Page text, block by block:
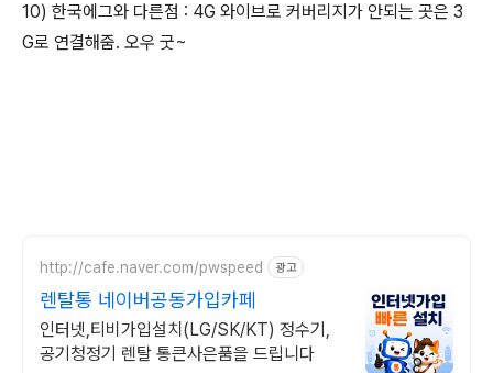
10) 한국에그와 다른점 : 4G 와이브로 커버리지가 안되는 곳은 3
G로 연결해줌. 오우 굿~
http://cafe.naver.com/pwspeed 광고
렌탈통 네이버공동가입카페
인터넷,티비가입설치(LG/SK/KT) 정수기,
공기청정기 렌탈 통큰사은품을 드립니다